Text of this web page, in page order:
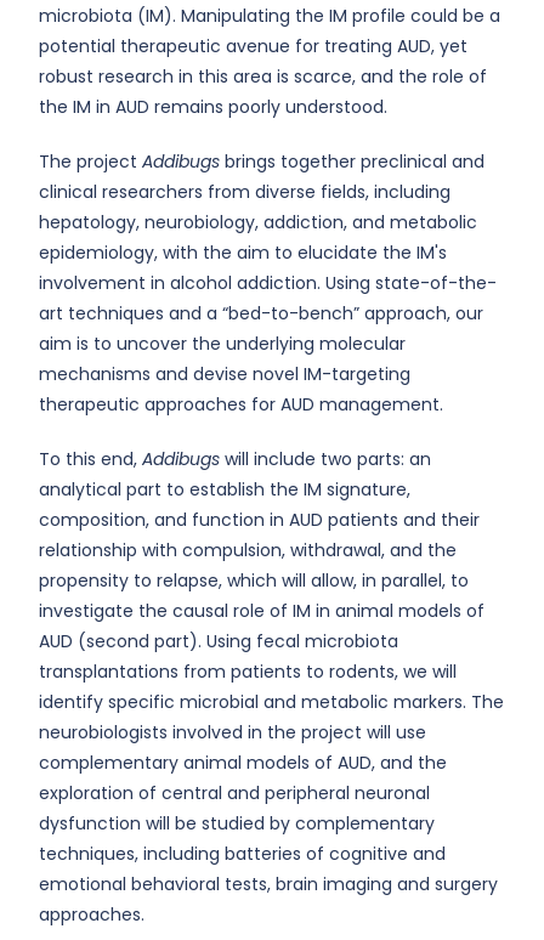
microbiota (IM). Manipulating the IM profile could be a
potential therapeutic avenue for treating AUD, yet
robust research in this area is scarce, and the role of
the IM in AUD remains poorly understood.
The project Addibugs brings together preclinical and
clinical researchers from diverse fields, including
hepatology, neurobiology, addiction, and metabolic
epidemiology, with the aim to elucidate the IM's
involvement in alcohol addiction. Using state-of-the-
art techniques and a “bed-to-bench” approach, our
aim is to uncover the underlying molecular
mechanisms and devise novel IM-targeting
therapeutic approaches for AUD management.
To this end, Addibugs will include two parts: an
analytical part to establish the IM signature,
composition, and function in AUD patients and their
relationship with compulsion, withdrawal, and the
propensity to relapse, which will allow, in parallel, to
investigate the causal role of IM in animal models of
AUD (second part). Using fecal microbiota
transplantations from patients to rodents, we will
identify specific microbial and metabolic markers. The
neurobiologists involved in the project will use
complementary animal models of AUD, and the
exploration of central and peripheral neuronal
dysfunction will be studied by complementary
techniques, including batteries of cognitive and
emotional behavioral tests, brain imaging and surgery
approaches.